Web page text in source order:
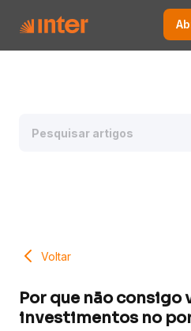
Voltar
Por que não consigo
investimentos no